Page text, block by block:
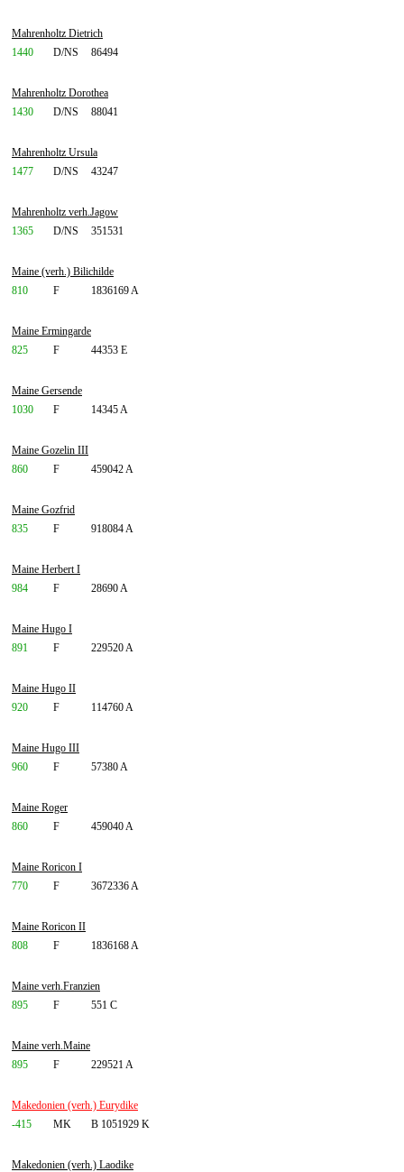
Mahrenholtz Dietrich
1440
D/NS 86494
Mahrenholtz Dorothea
1430
D/NS 88041
Mahrenholtz Ursula
1477
D/NS 43247
Mahrenholtz verh.Jagow
1365
D/NS 351531
Maine (verh.) Bilichilde
810
F 1836169 A
Maine Ermingarde
825
F 44353 E
Maine Gersende
1030
F 14345 A
Maine Gozelin III
860
F 459042 A
Maine Gozfrid
835
F 918084 A
Maine Herbert I
984
F 28690 A
Maine Hugo I
891
F 229520 A
Maine Hugo II
920
F 114760 A
Maine Hugo III
960
F 57380 A
Maine Roger
860
F 459040 A
Maine Roricon I
770
F 3672336 A
Maine Roricon II
808
F 1836168 A
Maine verh.Franzien
895
F 551 C
Maine verh.Maine
895
F 229521 A
Makedonien (verh.) Eurydike
-415
MK B 1051929 K
Makedonien (verh.) Laodike